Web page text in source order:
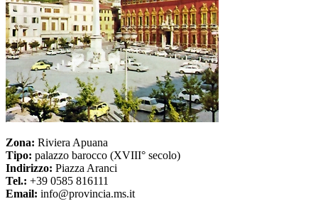
Zona: Riviera Apuana
Tipo: palazzo barocco (XVIII° secolo)
Indirizzo: Piazza Aranci
Tel.: +39 0585 816111
Email: info@provincia.ms.it